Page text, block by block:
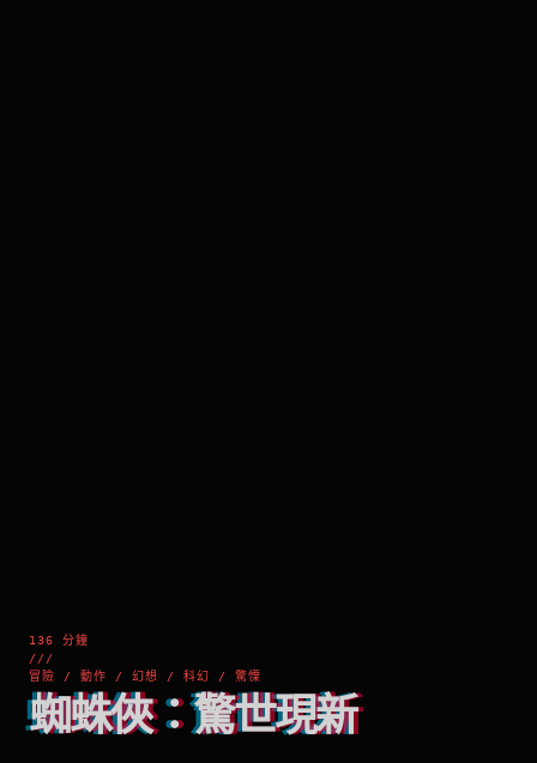
136 分鐘
///
冒險 / 動作 / 幻想 / 科幻 / 驚慄
蜘蛛俠：驚世現新